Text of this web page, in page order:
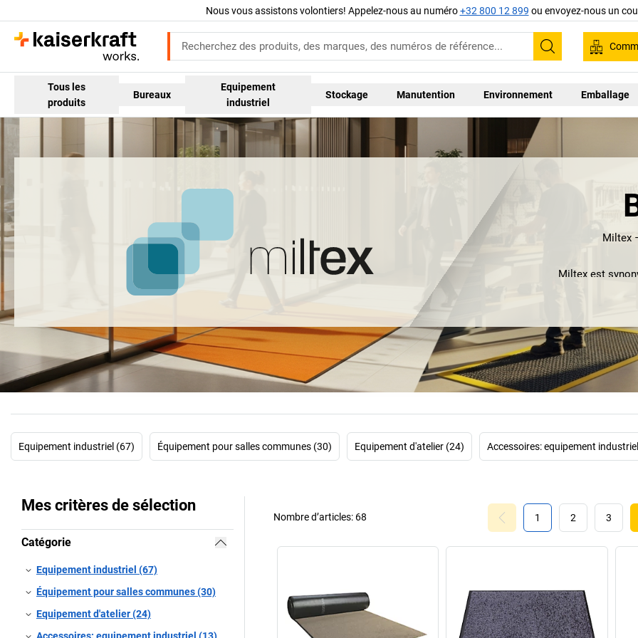
Nous vous assistons volontiers! Appelez-nous au numéro+32 800 12 899 ou envoyez-nous un
Recherche
Tous les
produits
Bureaux
Equipement
industriel
Stockage Manutention Environnement Emballage
Miltex
Miltex est
Notre gamme
Découvrez
l'extérieur, dont
•
Trouvez le tapis
Equipement industriel (67) Équipement pour salles communes (30) Equipement d'atelier (24) Accessoires: equipement
Mes critères de sélection
Catégorie
Equipement industriel (67)
Équipement pour salles communes (30)
Equipement d'atelier (24)
Accessoires: equipement industriel (13)
1 2 3
Nombre d’articles: 68